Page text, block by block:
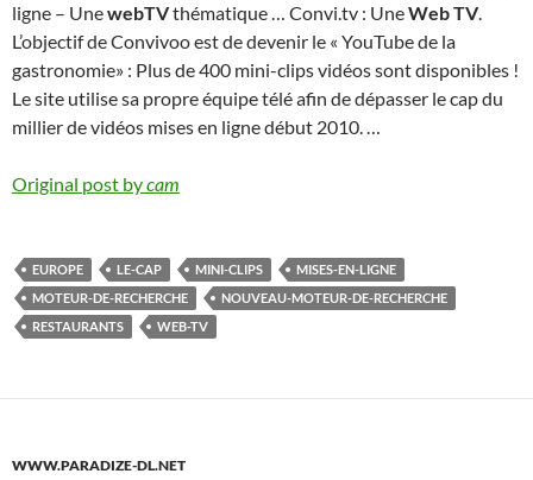
ligne – UnewebTVthématique … Convi.tv : UneWeb TV.
L’objectif de Convivoo est de devenir le « YouTube de la
gastronomie» : Plus de 400 mini-clips vidéos sont disponibles !
Le site utilise sa propre équipe télé afin de dépasser le cap du
millier de vidéos mises en ligne début 2010. …
Original post bycam
EUROPE LE-CAP MINI-CLIPS
MISES-EN-LIGNE
MOTEUR-DE-RECHERCHE
NOUVEAU-MOTEUR-DE-RECHERCHE
RESTAURANTS
WEB-TV
WWW.PARADIZE-DL.NET